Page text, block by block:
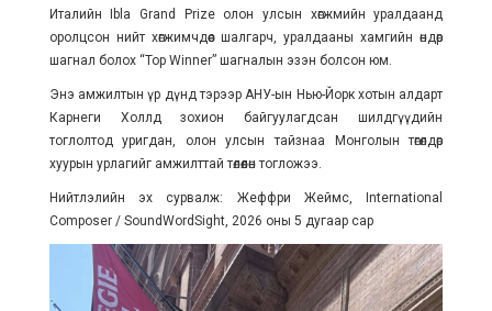
Италийн Ibla Grand Prize олон улсын хөгжмийн уралдаанд
оролцсон нийт хөгжимчдөөс шалгарч, уралдааны хамгийн өндөр
шагнал болох “Top Winner” шагналын эзэн болсон юм.
Энэ амжилтын үр дүнд тэрээр АНУ-ын Нью-Йорк хотын алдарт
Карнеги Холлд зохион байгуулагдсан шилдгүүдийн
тоглолтод уригдан, олон улсын тайзнаа Монголын төгөлдөр
хуурын урлагийг амжилттай төлөөлөн тогложээ.
Нийтлэлийн эх сурвалж: Жеффри Жеймс, International
Composer / SoundWordSight, 2026 оны 5 дугаар сар